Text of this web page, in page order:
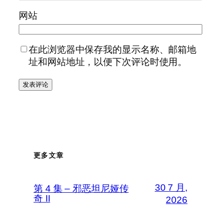
网站
在此浏览器中保存我的显示名称、邮箱地
址和网站地址，以便下次评论时使用。
更多文章
第 4 集 – 邪恶坦尼娅传
奇 II
30 7 月,
2026